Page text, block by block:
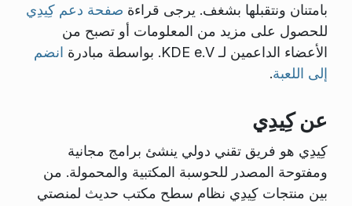
بامتنان ونتقبلها بشغف. يرجى قراءة صفحة دعم كِيدِي
للحصول على مزيد من المعلومات أو تصبح من
الأعضاء الداعمين لـ KDE e.V. بواسطة مبادرة
انضم
إلى اللعبة.
عن كِيدِي
كِيدِي هو فريق تقني دولي ينشئ برامج مجانية
ومفتوحة المصدر للحوسبة المكتبية والمحمولة. من
بين منتجات كِيدِي نظام سطح مكتب حديث لمنصتي